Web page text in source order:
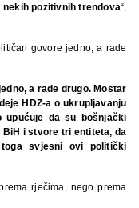
pozitivnih trendova“,
govore jedno, a rade
a rade drugo. Mostar
HDZ-a o ukrupljavanju
upućuje da su bošnjački
i stvore tri entiteta, da
svjesni ovi politički
rječima, nego prema